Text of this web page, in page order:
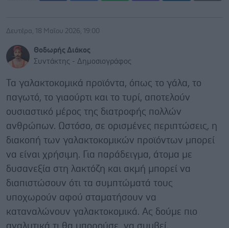
Δευτέρα, 18 Μαΐου 2026, 19:00
Θοδωρής Διάκος
Συντάκτης - Δημοσιογράφος
Τα γαλακτοκομικά προϊόντα, όπως το γάλα, το
παγωτό, το γιαούρτι και το τυρί, αποτελούν
ουσιαστικό μέρος της διατροφής πολλών
ανθρώπων. Ωστόσο, σε ορισμένες περιπτώσεις, η
διακοπή των γαλακτοκομικών προϊόντων μπορεί
να είναι χρήσιμη. Για παράδειγμα, άτομα με
δυσανεξία στη λακτόζη και ακμή μπορεί να
διαπιστώσουν ότι τα συμπτώματά τους
υποχωρούν αφού σταματήσουν να
καταναλώνουν γαλακτοκομικά. Ας δούμε πιο
αναλυτικά τι θα μπορούσε να συμβεί.